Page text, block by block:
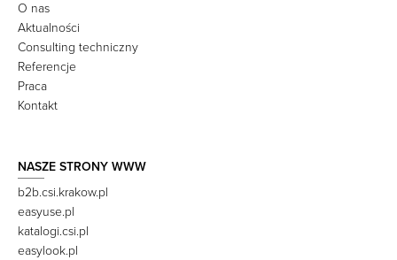
O nas
Aktualności
Consulting techniczny
Referencje
Praca
Kontakt
NASZE STRONY WWW
b2b.csi.krakow.pl
easyuse.pl
katalogi.csi.pl
easylook.pl